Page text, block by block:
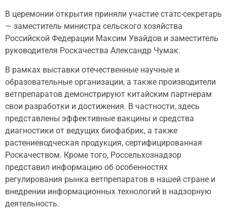
В церемонии открытия приняли участие статс-секретарь
— заместитель министра сельского хозяйства
Российской Федерации Максим Увайдов и заместитель
руководителя Роскачества Александр Чумак.
В рамках выставки отечественные научные и
образовательные организации, а также производители
ветпрепаратов демонстрируют китайским партнерам
свои разработки и достижения. В частности, здесь
представлены эффективные вакцины и средства
диагностики от ведущих биофабрик, а также
растениеводческая продукция, сертифицированная
Роскачеством. Кроме того, Россельхознадзор
представил информацию об особенностях
регулирования рынка ветпрепаратов в нашей стране и
внедрении информационных технологий в надзорную
деятельность.